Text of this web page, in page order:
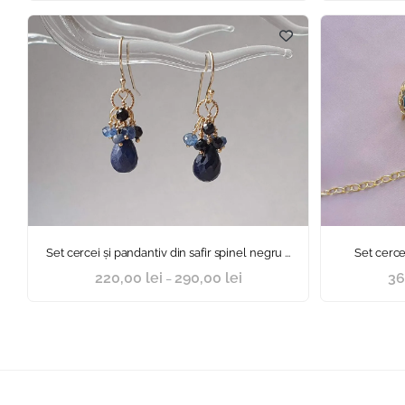
Set cercei și pandantiv din safir spinel negru ...
220,00 lei – 290,00 lei
Set